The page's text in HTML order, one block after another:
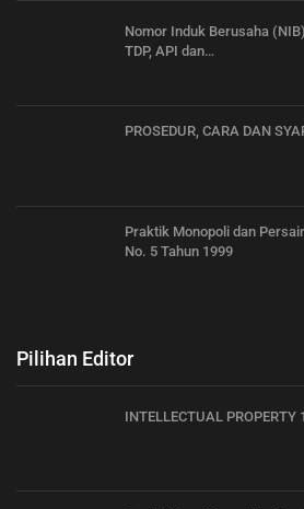
Nomor Induk Berusaha
TDP, API dan…
PROSEDUR, CARA DAN
Praktik Monopoli dan
No. 5 Tahun 1999
Pilihan Editor
INTELLECTUAL PROPERTY